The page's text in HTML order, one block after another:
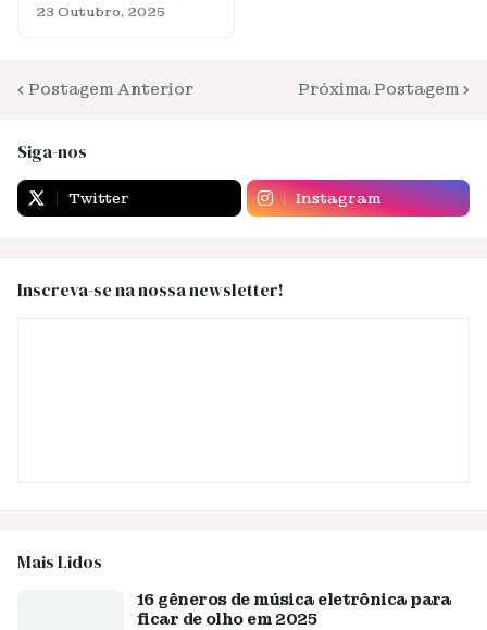
23 Outubro, 2025
Postagem Anterior Próxima Postagem
Siga-nos
Twitter Instagram
Inscreva-se na nossa newsletter!
Mais Lidos
16 gêneros de música eletrônica para
ficar de olho em 2025